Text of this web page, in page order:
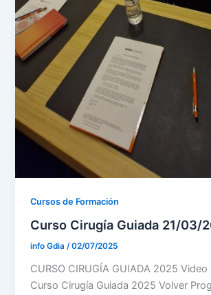
Cursos de Formación
Curso Cirugía Guiada 21/03/
info Gdia/02/07/2025
CURSO CIRUGÍA GUIADA 2025 Video
Curso Cirugía Guiada 2025 Volver